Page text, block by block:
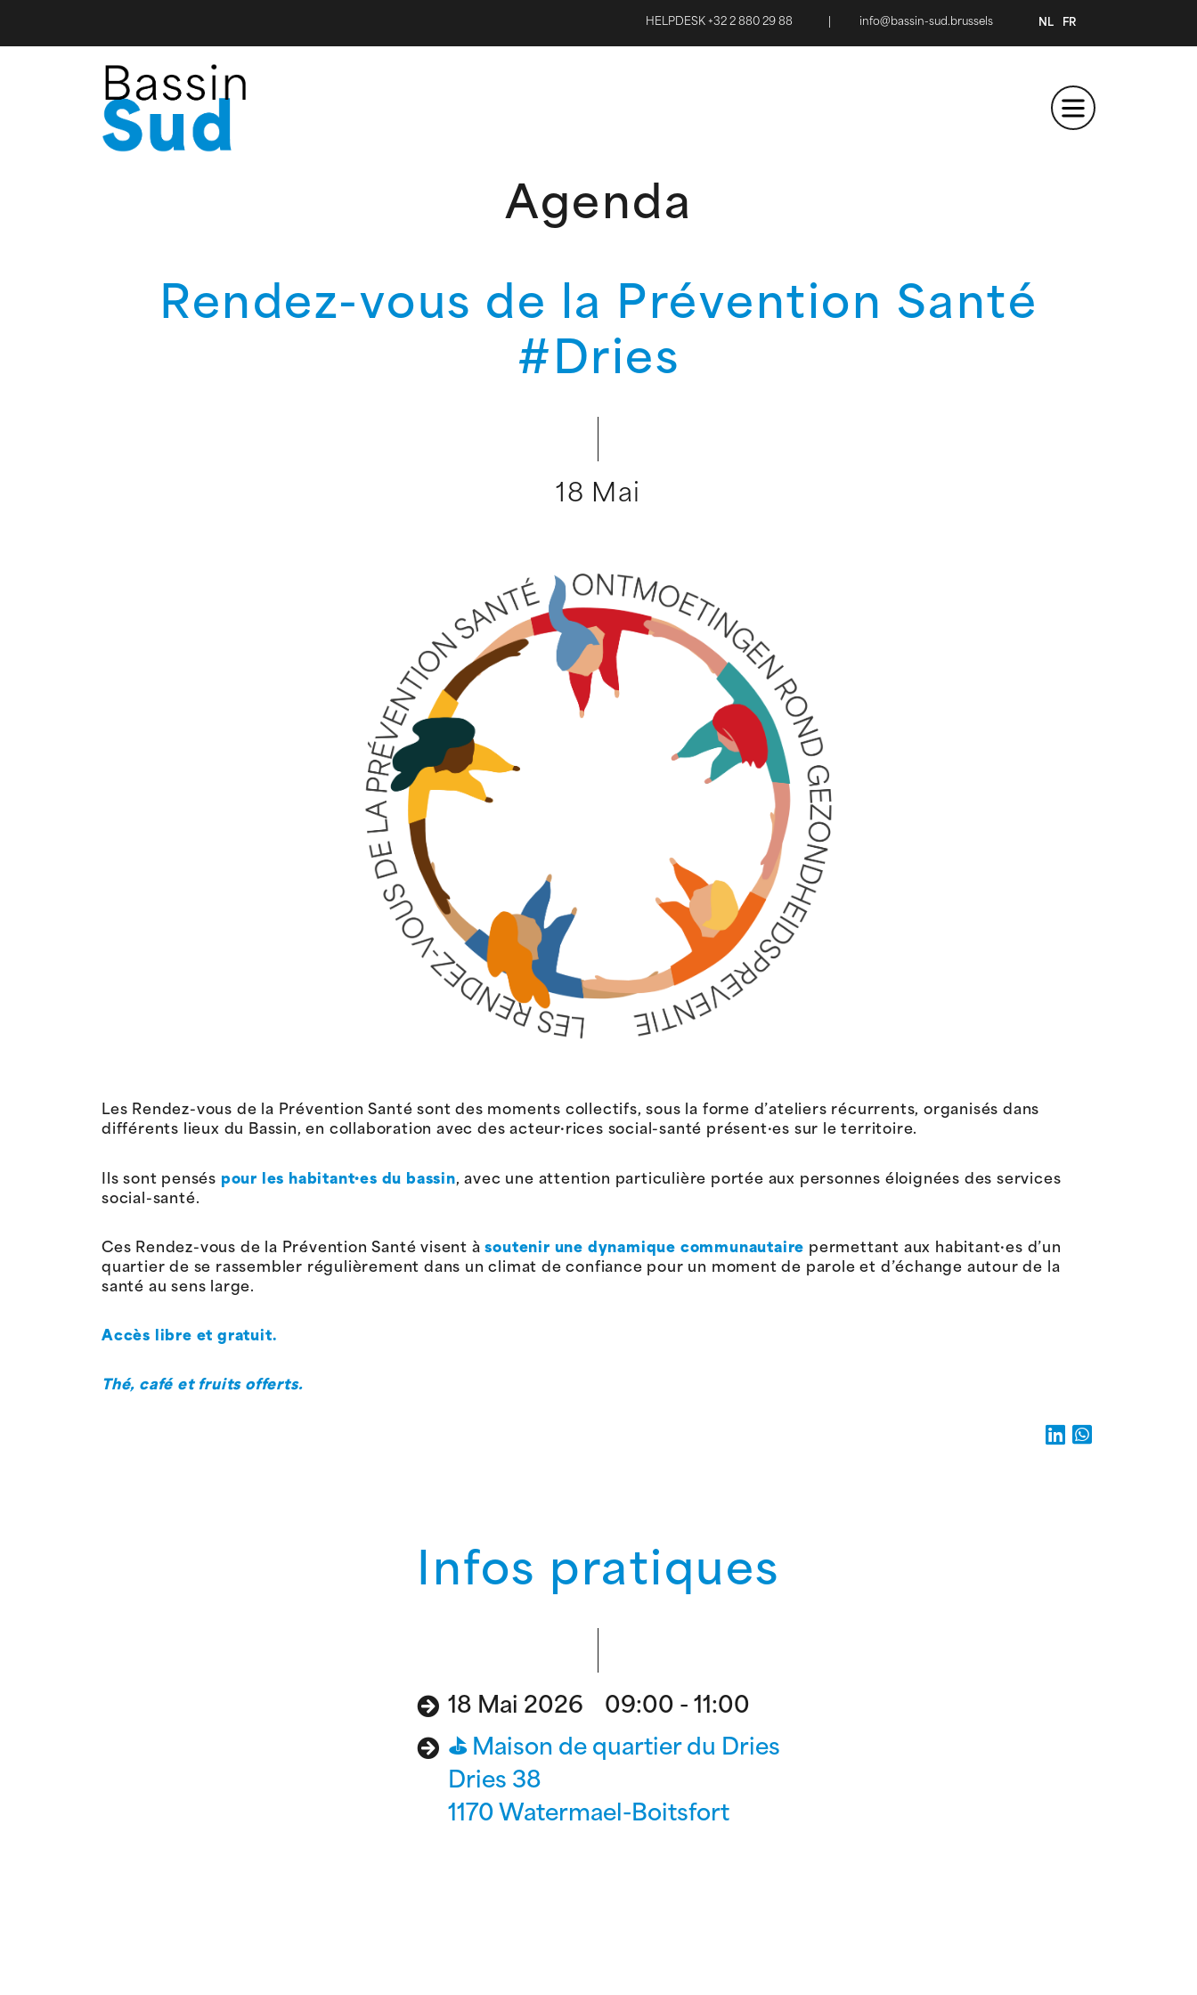
HELPDESK +32 2 880 29 88 info@bassin-sud.brussels NL FR
Agenda
Rendez-vous de la Prévention Santé
#Dries
18 Mai
Les Rendez-vous de la Prévention Santé sont des moments collectifs, sous la forme d’ateliers récurrents, organisés dans
différents lieux du Bassin, en collaboration avec des acteur·rices social-santé présent·es sur le territoire.
Ils sont pensés pour les habitant·es du bassin, avec une attention particulière portée aux personnes éloignées des services
social-santé.
Ces Rendez-vous de la Prévention Santé visent àsoutenir une dynamique communautaire permettant aux habitant·es d’un
quartier de se rassembler régulièrement dans un climat de confiance pour un moment de parole et d’échange autour de la
santé au sens large.
Accès libre et gratuit.
Thé, café et fruits offerts.
Infos pratiques
18 Mai 2026 09:00 - 11:00
⛳️ Maison de quartier du Dries
Dries 38
1170 Watermael-Boitsfort